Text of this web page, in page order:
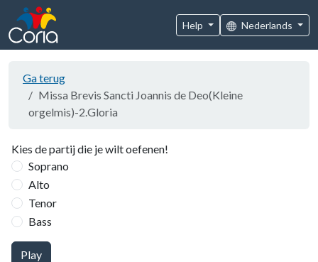
Help Nederlands
Ga terug
Missa Brevis Sancti Joannis de Deo(Kleine
orgelmis)-2.Gloria
Kies de partij die je wilt oefenen!
Soprano
Alto
Tenor
Bass
Play